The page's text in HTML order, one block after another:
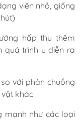
viên nhỏ, giống
hấp thu thêm
quá trình ủ diễn ra
với phân chuồng
khác
mạnh như các loại